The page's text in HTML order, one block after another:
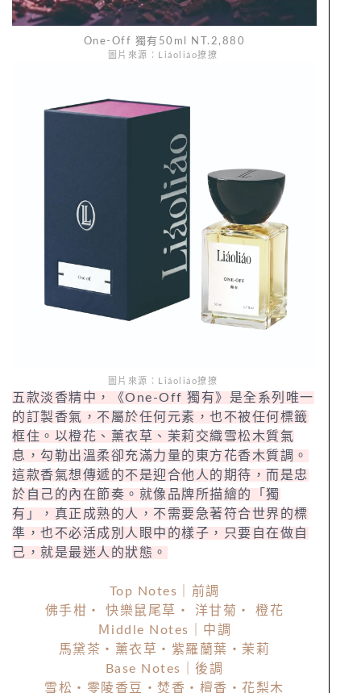
One-Off 獨有50ml NT.2,880
圖片來源：Liáoliáo撩撩
圖片來源：Liáoliáo撩撩
五款淡香精中，《One-Off 獨有》是全系列唯一
的訂製香氣，不屬於任何元素，也不被任何標籤
框住。以橙花、薰衣草、茉莉交織雪松木質氣
息，勾勒出溫柔卻充滿力量的東方花香木質調。
這款香氣想傳遞的不是迎合他人的期待，而是忠
於自己的內在節奏。就像品牌所描繪的「獨
有」，真正成熟的人，不需要急著符合世界的標
準，也不必活成別人眼中的樣子，只要自在做自
己，就是最迷人的狀態。
Top Notes｜前調
佛手柑・ 快樂鼠尾草・ 洋甘菊・ 橙花
Ｍiddle Notes｜中調
馬黛茶・薰衣草・紫羅蘭葉・茉莉
Base Notes｜後調
雪松・零陵香豆・焚香・檀香・花梨木